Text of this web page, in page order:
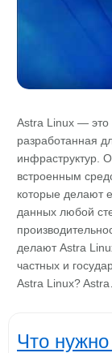
Astra Linux — это
разработанная
инфраструктур.
встроенным
которые делают
данных любой
делают Astra
частных и
Astra Linux?
Что